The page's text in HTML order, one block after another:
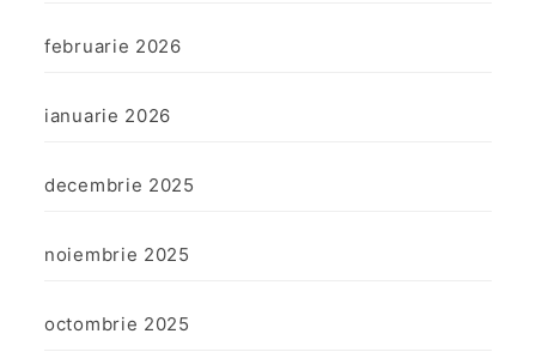
februarie 2026
ianuarie 2026
decembrie 2025
noiembrie 2025
octombrie 2025